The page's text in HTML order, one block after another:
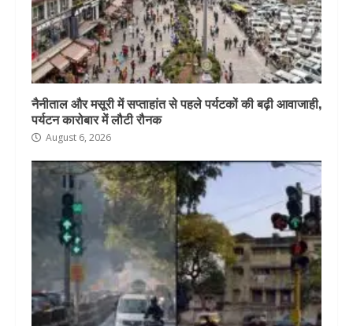
नैनीताल और मसूरी में सप्ताहांत से पहले पर्यटकों की बढ़ी आवाजाही,
पर्यटन कारोबार में लौटी रौनक
August 6, 2026